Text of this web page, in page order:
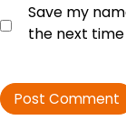
Save my
the next